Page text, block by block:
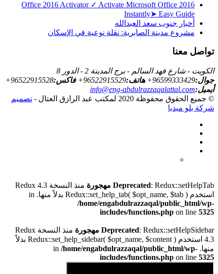
Office 2016 Activator ✓ Activate Microsoft Office 2016
Instantly➤ Easy Guide
أخبار جنوب سعد العبدالله
مشروع مدينة الصابرية: نقلة نوعية في الإسكان
تواصل معنا
الكويت - شارع فهد السالم - برج المدينة 2 - الدور 8
جوال:+96599333429 هاتف:+96522915529 فاكس:+96522915528
أيميل:info@eng-abdulrazzaqalattal.com
© جميع الحقوق محفوظة 2020 لمكتب عبد الرازق العتال -
تصميم
شركة بلو ميديا
Deprecated: Redux::setHelpTab مهجورة
منذ النسخة Redux 4.3
استخدم Redux::set_help_tab( $opt_name, $tab ) بدلاً منها. in
/home/engabdulrazzaqal/public_html/wp-
includes/functions.php on line 5325
Deprecated: Redux::setHelpSidebar مهجورة
منذ النسخة Redux
4.3 استخدم Redux::set_help_sidebar( $opt_name, $content ) بدلاً
منها. in /home/engabdulrazzaqal/public_html/wp-
includes/functions.php on line 5325